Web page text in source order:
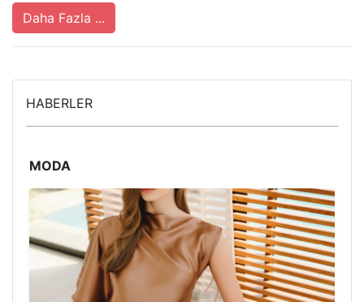
Daha Fazla ...
HABERLER
MODA